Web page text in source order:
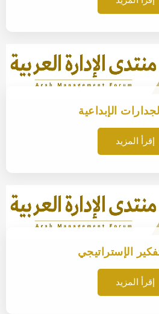
الإبداعية
إقرأ المزيد
الإستراتيجي
إقرأ المزيد